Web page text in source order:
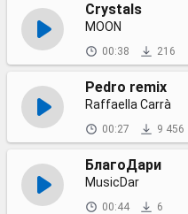
Crystals
MOON
00:38 216
Pedro remix
Raffaella Carrà
00:27 9 456
БлагоДари
MusicDar
00:44 6